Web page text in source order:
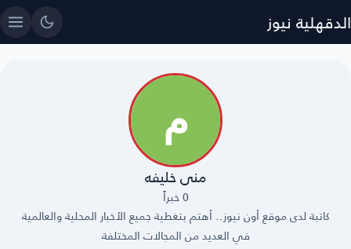
الدقهلية نيوز
منى خليفه
0 خبراً
كاتبة لدى موقع أون نيوز.. أهتم بتغطية جميع الأخبار المحلية والعالمية
في العديد من المجالات المختلفة